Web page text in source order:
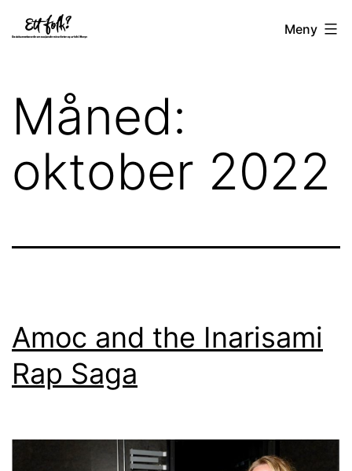
til Ett
Meny
Måned:
oktober 2022
Amoc and the Inarisami
Rap Saga